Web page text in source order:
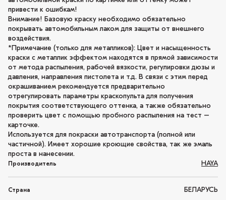
привести к ошибкам!
Внимание! Базовую краску необходимо обязательно
покрывать автомобильным лаком для защиты от внешнего
воздействия.
*Примечание (только для металликов): Цвет и насыщенность
краски с металлик эффектом находятся в прямой зависимости
от метода распыления, рабочей вязкости, регулировки дюзы и
давления, направления пистолета и т.д. В связи с этим перед
окрашиванием рекомендуется предварительно
отрегулировать параметры краскопульта для получения
покрытия соответствующего оттенка, а также обязательно
проверить цвет с помощью пробного распыления на тест –
карточке.
Используется для покраски автотранспорта (полной или
частичной). Имеет хорошие кроющие свойства, так же эмаль
проста в нанесении.
Производитель HAYA
Страна БЕЛАРУСЬ